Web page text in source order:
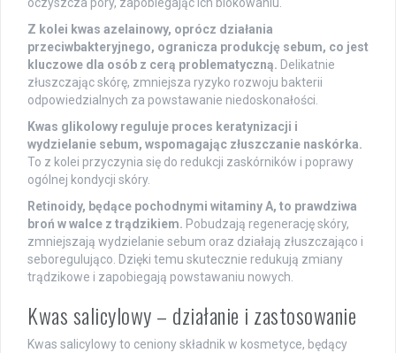
Z kolei kwas azelainowy, oprócz działania
przeciwbakteryjnego, ogranicza produkcję sebum, co jest
kluczowe dla osób z cerą problematyczną. Delikatnie
złuszczając skórę, zmniejsza ryzyko rozwoju bakterii
odpowiedzialnych za powstawanie niedoskonałości.
Kwas glikolowy reguluje proces keratynizacji i
wydzielanie sebum, wspomagając złuszczanie naskórka.
To z kolei przyczynia się do redukcji zaskórników i poprawy
ogólnej kondycji skóry.
Retinoidy, będące pochodnymi witaminy A, to prawdziwa
broń w walce z trądzikiem. Pobudzają regenerację skóry,
zmniejszają wydzielanie sebum oraz działają złuszczająco i
seboregulująco. Dzięki temu skutecznie redukują zmiany
trądzikowe i zapobiegają powstawaniu nowych.
Kwas salicylowy – działanie i zastosowanie
Kwas salicylowy to ceniony składnik w kosmetyce, będący